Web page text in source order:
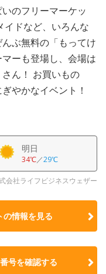
のフリーマーケッ
イドなど、いろんな
ぶ無料の「もってけ
ーも登場し、会場は
ん！ お買いもの
やかなイベント！
明日
34℃／29℃
会社ライフビジネスウェザー
の情報を見る
号を確認する